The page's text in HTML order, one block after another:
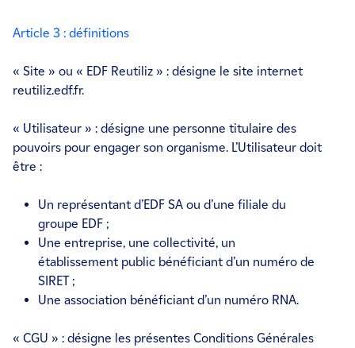
Article 3 : définitions
« Site » ou « EDF Reutiliz » : désigne le site internet
reutiliz.edf.fr.
« Utilisateur » : désigne une personne titulaire des
pouvoirs pour engager son organisme. L’Utilisateur doit
être :
Un représentant d’EDF SA ou d’une filiale du
groupe EDF ;
Une entreprise, une collectivité, un
établissement public bénéficiant d’un numéro de
SIRET ;
Une association bénéficiant d’un numéro RNA.
« CGU » : désigne les présentes Conditions Générales